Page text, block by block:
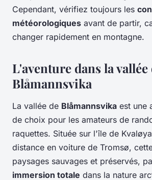
Cependant, vérifiez toujours les
météorologiques avant de partir,
changer rapidement en montagne.
L'aventure dans la vallée
Blåmannsvika
La vallée de Blåmannsvika est une
de choix pour les amateurs de
raquettes. Située sur l'île de
distance en voiture de Tromsø,
paysages sauvages et préservés,
immersion totale dans la nature